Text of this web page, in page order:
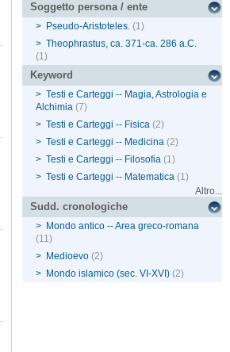
Soggetto persona / ente
> Pseudo-Aristoteles. (1)
> Theophrastus, ca. 371-ca. 286 a.C.
(1)
Keyword
> Testi e Carteggi -- Magia, Astrologia e
Alchimia (7)
> Testi e Carteggi -- Fisica (2)
> Testi e Carteggi -- Medicina (2)
> Testi e Carteggi -- Filosofia (1)
> Testi e Carteggi -- Matematica (1)
Altro...
Sudd. cronologiche
> Mondo antico -- Area greco-romana
(11)
> Medioevo (2)
> Mondo islamico (sec. VI-XVI) (2)